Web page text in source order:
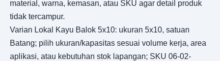
material, warna, kemasan, atau SKU agar detail produk
tidak tercampur.
Varian Lokal Kayu Balok 5x10: ukuran 5x10, satuan
Batang; pilih ukuran/kapasitas sesuai volume kerja, area
aplikasi, atau kebutuhan stok lapangan; SKU 06-02-